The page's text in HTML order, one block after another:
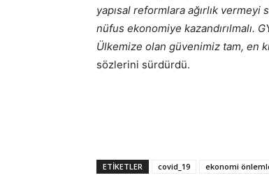
yapısal reformlara ağırlık
nüfus ekonomiye kazandırılmalı.
Ülkemize olan güvenimiz tam, en
sözlerini sürdürdü.
ETIKETLER covid_19 ekonomi